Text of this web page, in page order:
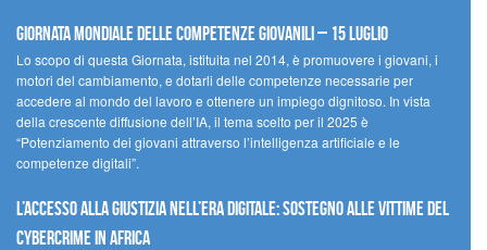
Giornata Mondiale delle Competenze Giovanili – 15 luglio
Lo scopo di questa Giornata, istituita nel 2014, è promuovere i giovani, i
motori del cambiamento, e dotarli delle competenze necessarie per
accedere al mondo del lavoro e ottenere un impiego dignitoso. In vista
della crescente diffusione dell’IA, il tema scelto per il 2025 è
“Potenziamento dei giovani attraverso l’intelligenza artificiale e le
competenze digitali”.
L’accesso alla giustizia nell’era digitale: sostegno alle vittime del
cybercrime in Africa